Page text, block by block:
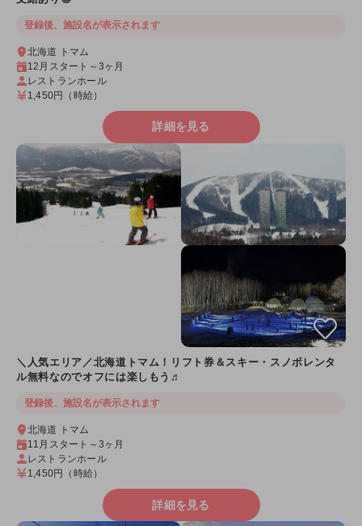
登録後、施設名が表示されます
北海道 トマム
12月スタート～3ヶ月
レストランホール
1,450円 （時給）
詳細を見る
＼人気エリア／北海道トマム！リフト券＆スキー・スノボレンタ
ル無料なのでオフには楽しもう♬
登録後、施設名が表示されます
北海道 トマム
11月スタート～3ヶ月
レストランホール
1,450円
（時給）
詳細を見る